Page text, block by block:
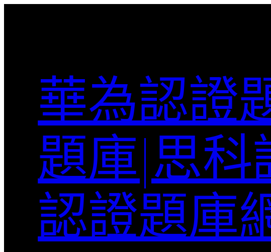
華為認證
題庫|思科
認證題庫